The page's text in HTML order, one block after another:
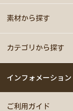
素材から探す
カテゴリから探す
インフォメーション
ご利用ガイド